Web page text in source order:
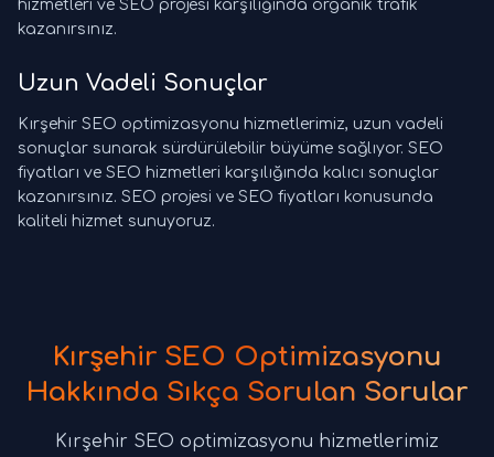
hizmetleri ve SEO projesi karşılığında organik trafik
kazanırsınız.
Uzun Vadeli Sonuçlar
Kırşehir SEO optimizasyonu hizmetlerimiz, uzun vadeli
sonuçlar sunarak sürdürülebilir büyüme sağlıyor. SEO
fiyatları ve SEO hizmetleri karşılığında kalıcı sonuçlar
kazanırsınız. SEO projesi ve SEO fiyatları konusunda
kaliteli hizmet sunuyoruz.
Kırşehir SEO Optimizasyonu
Hakkında Sıkça Sorulan Sorular
Kırşehir SEO optimizasyonu hizmetlerimiz